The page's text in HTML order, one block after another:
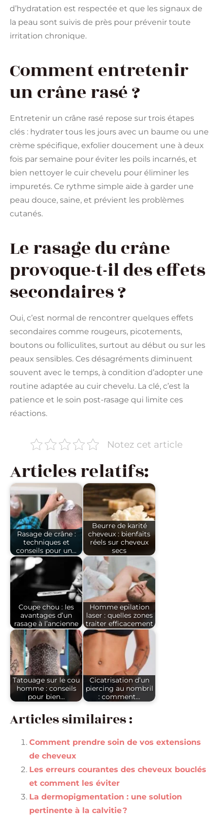
d’hydratation est respectée et que les signaux de
la peau sont suivis de près pour prévenir toute
irritation chronique.
Comment entretenir
un crâne rasé ?
Entretenir un crâne rasé repose sur trois étapes
clés : hydrater tous les jours avec un baume ou une
crème spécifique, exfolier doucement une à deux
fois par semaine pour éviter les poils incarnés, et
bien nettoyer le cuir chevelu pour éliminer les
impuretés. Ce rythme simple aide à garder une
peau douce, saine, et prévient les problèmes
cutanés.
Le rasage du crâne
provoque-t-il des effets
secondaires ?
Oui, c’est normal de rencontrer quelques effets
secondaires comme rougeurs, picotements,
boutons ou folliculites, surtout au début ou sur les
peaux sensibles. Ces désagréments diminuent
souvent avec le temps, à condition d’adopter une
routine adaptée au cuir chevelu. La clé, c’est la
patience et le soin post-rasage qui limite ces
réactions.
Notez cet article
Articles relatifs:
Rasage de crâne :
techniques et
conseils pour un…
Beurre de karité
cheveux : bienfaits
réels sur cheveux
secs
Coupe chou : les
avantages d’un
rasage à l’ancienne
Homme epilation
laser : quelles zones
traiter efficacement
Tatouage sur le cou
homme : conseils
pour bien…
Cicatrisation d’un
piercing au nombril
: comment…
Articles similaires :
Comment prendre soin de vos extensions
de cheveux
Les erreurs courantes des cheveux bouclés
et comment les éviter
La dermopigmentation : une solution
pertinente à la calvitie ?